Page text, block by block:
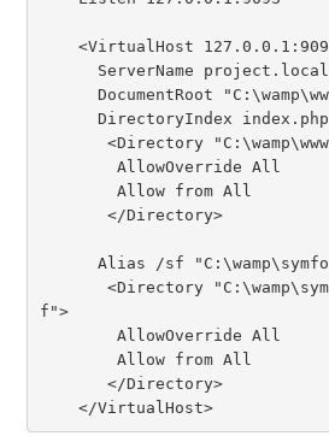
f">
    </VirtualHost>